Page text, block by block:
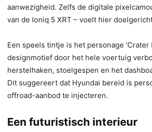
aanwezigheid. Zelfs de digitale
van de Ioniq 5 XRT – voelt hier
Een speels tintje is het personage ‘Crater
designmotief door het hele voertuig
herstelhaken, stoelgespen en het
Dit suggereert dat Hyundai bereid is
offroad-aanbod te injecteren.
Een futuristisch interieur